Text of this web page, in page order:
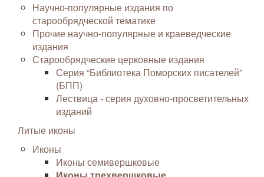
Научно-популярные издания по
старообрядческой тематике
Прочие научно-популярные и краеведческие
издания
Старообрядческие церковные издания
Серия “Библиотека Поморских писателей”
(БПП)
Лествица - серия духовно-просветительных
изданий
Литые иконы
Иконы
Иконы семивершковые